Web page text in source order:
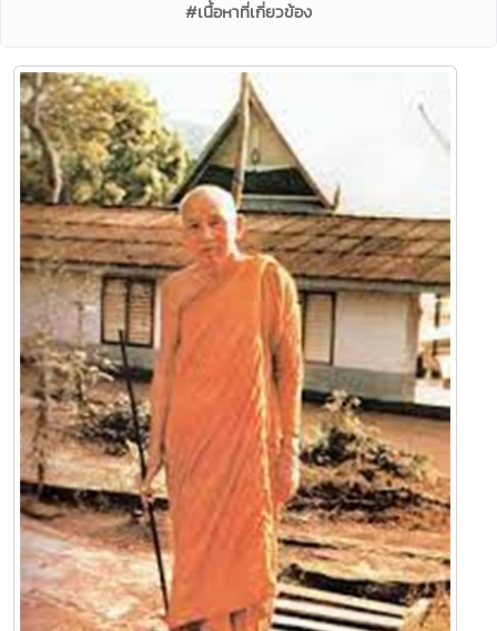
#เนื้อหาที่เกี่ยวข้อง